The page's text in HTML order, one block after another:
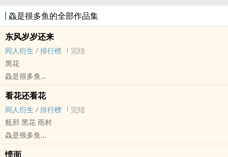
鱻是很多鱼的全部作品集
东风岁岁还来
同人衍生 / 排行榜
完结
黑花
鱻是很多鱼
BL - 短篇 - 完结
看花还看花
同人衍生 / 排行榜
完结
瓶邪 黑花 雨村
鱻是很多鱼
悭面